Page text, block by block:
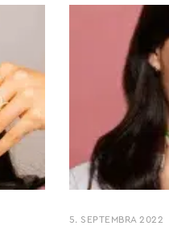
5. SEPTEMBRA 2022